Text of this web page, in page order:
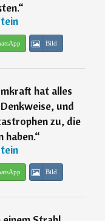
“
Bild
hat alles
und
zu, die
haben.“
Bild